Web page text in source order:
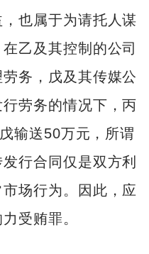
也属于为请托人谋
乙及其控制的公司
务，戊及其传媒公
劳务的情况下，丙
输送50万元，所谓
行合同仅是双方利
场行为。因此，应
受贿罪。